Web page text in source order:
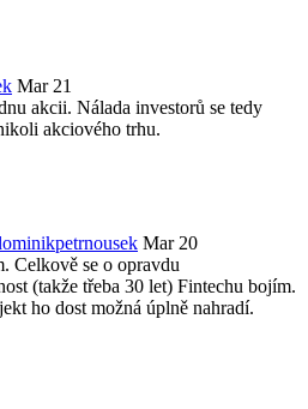
Mar 21
akcii. Nálada investorů se tedy
akciového trhu.
Mar 20
Celkově se o opravdu
(takže třeba 30 let) Fintechu bojím.
ho dost možná úplně nahradí.